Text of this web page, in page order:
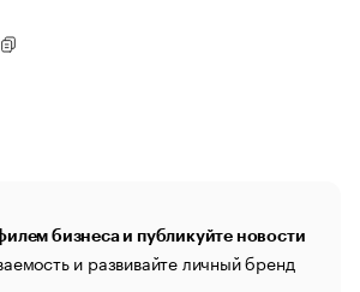
бизнеса и публикуйте новости
и развивайте личный бренд